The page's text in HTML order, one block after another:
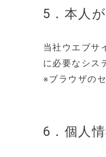
5．本人
当社ウエブサ
に必要なシス
※ブラウザの
6．個人